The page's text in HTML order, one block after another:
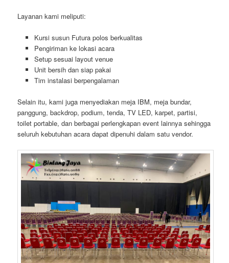
Layanan kami meliputi:
Kursi susun Futura polos berkualitas
Pengiriman ke lokasi acara
Setup sesuai layout venue
Unit bersih dan siap pakai
Tim instalasi berpengalaman
Selain itu, kami juga menyediakan meja IBM, meja bundar,
panggung, backdrop, podium, tenda, TV LED, karpet, partisi,
toilet portable, dan berbagai perlengkapan event lainnya sehingga
seluruh kebutuhan acara dapat dipenuhi dalam satu vendor.